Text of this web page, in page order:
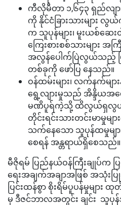
ကီလိုမီတာ ၁,၆၄၃ ရှည်လျာ
ကို နိုင်ငံခြားသားများ လွ
က သူပုန်များ၊ မူးယစ်ဆေးဝ
ကြေးစားစစ်သားများ
အလွန်ပေါက်ပြဲလွယ်သည့် ဖ
တစ်ခုကို ဖော်ပြ နေသည်။
ဝန်ထမ်းများ၊ လက်နက်မျာ
ရွေ့လျားမှုသည် အိန္ဒိယအရှ
မဏိပူရ်ကဲ့သို့ ထိလွယ်ရှလွယ်သ
တိုင်းရင်းသားတင်းမာမှုမျ
သက်နေသော သူပုန်ထမှုမ
စေရန် အန္တရာယ်ရှိစေသည်။
မီဇိုရမ် ပြည်နယ်ဝန်ကြီးချုပ်က
ရေးအချက်အချာအဖြစ် အသုံးပ
ပြင်းထန်စွာ စိုးရိမ်ပူပန်မှုများ
မှ ဒီဇင်ဘာလအတွင်း ချင်း သူပုန်